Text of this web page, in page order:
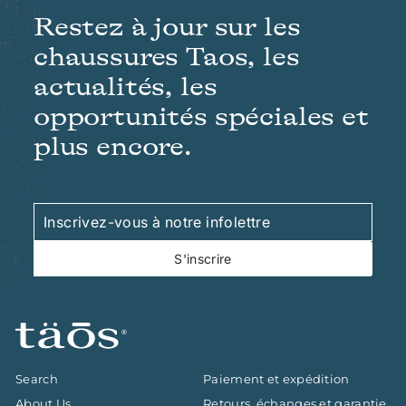
Restez à jour sur les
chaussures Taos, les
actualités, les
opportunités spéciales et
plus encore.
Inscrivez-
vous
à
infolettre
S'inscrire
S'inscrire
Search
Paiement et expédition